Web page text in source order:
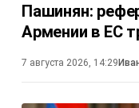
Пашинян:
Армении в ЕС
7 августа 2026, 14:29